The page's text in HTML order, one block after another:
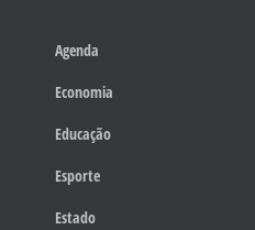
Agenda
Economia
Educação
Esporte
Estado